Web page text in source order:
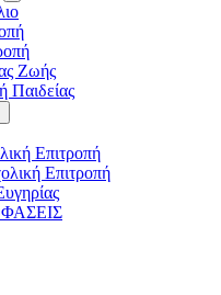
Ζωής
Παιδείας
Επιτροπή
Επιτροπή